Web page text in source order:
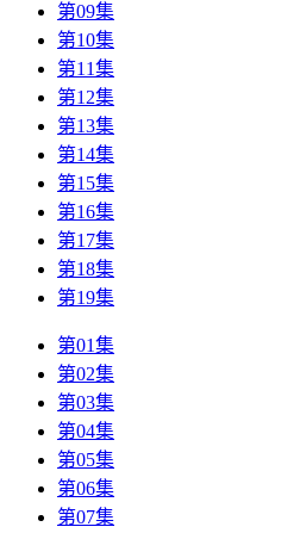
第09集
第10集
第11集
第12集
第13集
第14集
第15集
第16集
第17集
第18集
第19集
第01集
第02集
第03集
第04集
第05集
第06集
第07集